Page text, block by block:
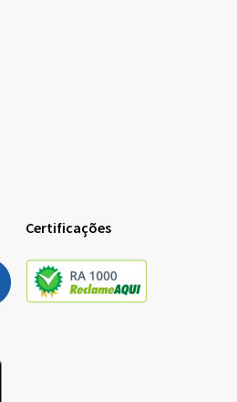
Certificações